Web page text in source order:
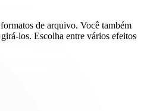
de arquivo. Você também
los. Escolha entre vários efeitos